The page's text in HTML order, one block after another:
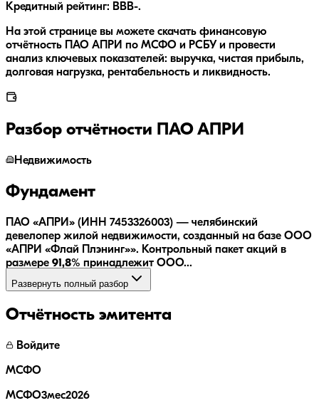
Кредитный рейтинг: BBB-.
На этой странице вы можете скачать финансовую
отчётность ПАО АПРИ по МСФО и РСБУ и провести
анализ ключевых показателей: выручка, чистая прибыль,
долговая нагрузка, рентабельность и ликвидность.
Разбор отчётности ПАО АПРИ
Недвижимость
Фундамент
ПАО «АПРИ» (ИНН 7453326003) — челябинский
девелопер жилой недвижимости, созданный на базе ООО
«АПРИ «Флай Плэнинг»». Контрольный пакет акций в
размере 91,8% принадлежит ООО...
Развернуть полный разбор
Отчётность эмитента
Войдите
МСФО
МСФО3мес2026